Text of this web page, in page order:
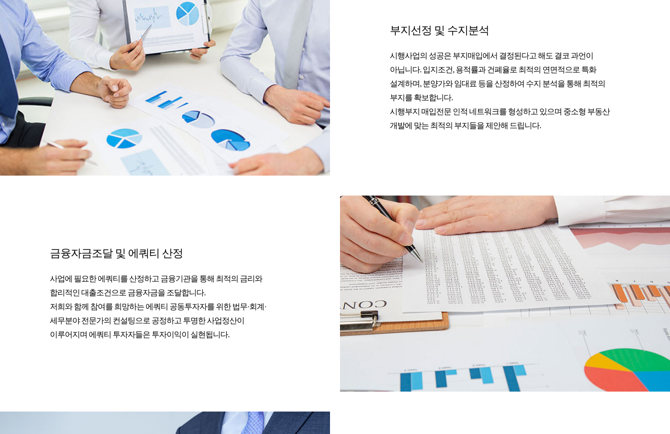
부지선정 및 수지분석
시행사업의 성공은 부지매입에서 결정된다고 해도 결코 과언이
아닙니다. 입지조건, 용적률과 건폐율로 최적의 연면적으로 특화
설계하며, 분양가와 임대료 등을 산정하여 수지 분석을 통해 최적의
부지를 확보합니다.
시행부지 매입전문 인적 네트워크를 형성하고 있으며 중소형 부동산
개발에 맞는 최적의 부지들을 제안해 드립니다.
금융자금조달 및 에쿼티 산정
사업에 필요한 에쿼티를 산정하고 금융기관을 통해 최적의 금리와
합리적인 대출조건으로 금융자금을 조달합니다.
저희와 함께 참여를 희망하는 에쿼티 공동투자자를 위한 법무·회계·
세무분야 전문가의 컨설팅으로 공정하고 투명한 사업정산이
이루어지며 에쿼티 투자자들은 투자이익이 실현됩니다.